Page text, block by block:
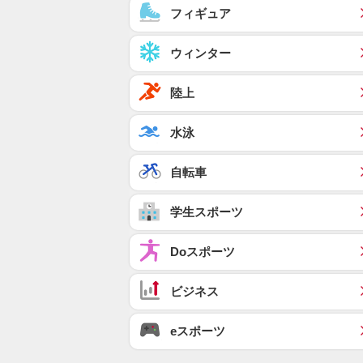
フィギュア
ウィンター
陸上
水泳
自転車
学生スポーツ
Doスポーツ
ビジネス
eスポーツ